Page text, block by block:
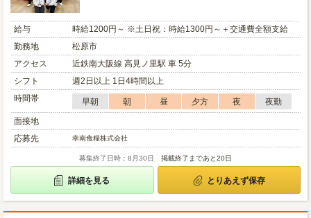
給与
時給1200円～ ※土日祝：時給1300円～＋交通費全額支給
勤務地
松原市
アクセス
近鉄南大阪線 高見ノ里駅 車 5分
シフト
週2日以上 1日4時間以上
時間帯
早朝 朝 昼 夕方 夜
夜勤
面接地
応募先
幸南食糧株式会社
募集終了日時：8月30日 掲載終了まであと20日
詳細を見る とりあえず保存